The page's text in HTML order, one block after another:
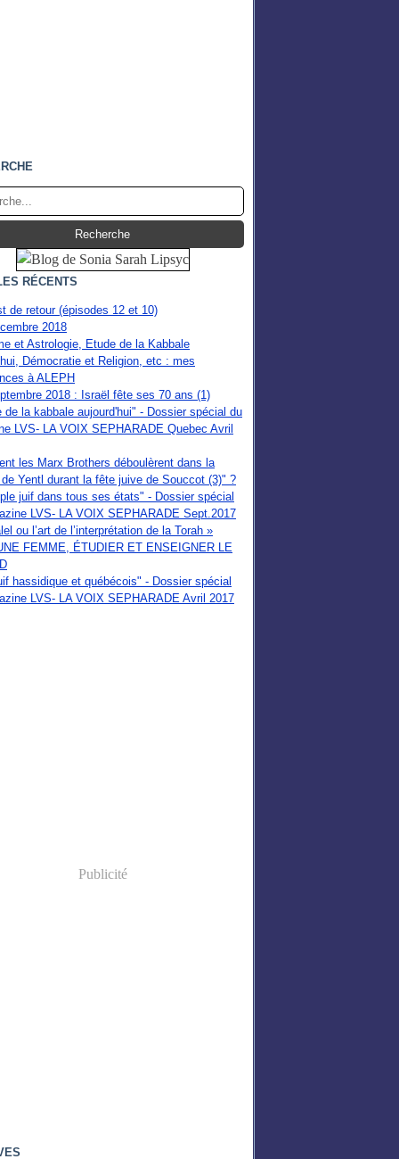
RÉCENTS
de retour (épisodes 12 et 10)
2018
et Astrologie, Etude de la Kabbale
Démocratie et Religion, etc : mes
à ALEPH
2018 : Israël fête ses 70 ans (1)
de la kabbale aujourd'hui" - Dossier spécial du
LVS- LA VOIX SEPHARADE Quebec Avril
les Marx Brothers déboulèrent dans la
Yentl durant la fête juive de Souccot (3)" ?
juif dans tous ses états" - Dossier spécial
LVS- LA VOIX SEPHARADE Sept.2017
ou l’art de l’interprétation de la Torah »
FEMME, ÉTUDIER ET ENSEIGNER LE
hassidique et québécois" - Dossier spécial
LVS- LA VOIX SEPHARADE Avril 2017
Publicité